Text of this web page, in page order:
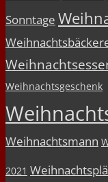
Sonntage
Weihnachtsgeschenk
Weihnachtsmann
2021